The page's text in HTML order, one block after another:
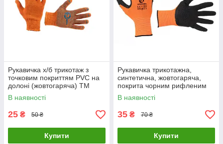
Рукавичка х/б трикотаж з
точковим покриттям PVC на
долоні (жовтогаряча) ТМ
"ІНТЕРТУЛ" SP-0131
В наявності
25 ₴ 50 ₴
Купити
Рукавичка трикотажна,
синтетична, жовтогаряча,
покрита чорним рифленим
латексом, 10" ТМ "ІНТЕРТУЛ"
В наявності
35 ₴ 70 ₴
Купити